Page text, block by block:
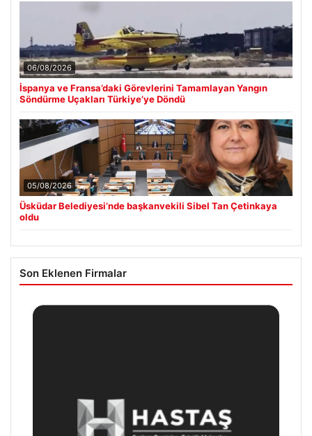
06/08/2026
İspanya ve Fransa’daki Görevlerini Tamamlayan Yangın
Söndürme Uçakları Türkiye’ye Döndü
05/08/2026
Üsküdar Belediyesi’nde başkanvekili Sibel Tan Çetinkaya
oldu
Son Eklenen Firmalar